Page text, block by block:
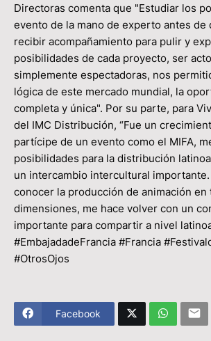
Directoras comenta que "Estudiar los
evento de la mano de experto antes de
recibir acompañamiento para pulir y
posibilidades de cada proyecto, ser
simplemente espectadoras, nos
lógica de este mercado mundial, la
completa y única". Por su parte, para
del IMC Distribución, “Fue un
partícipe de un evento como el MIFA,
posibilidades para la distribución
un intercambio intercultural importante.
conocer la producción de animación en
dimensiones, me hace volver con un
importante para compartir a nivel
#EmbajadadeFrancia #Francia
#OtrosOjos
Facebook